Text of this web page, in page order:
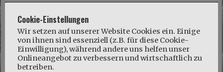
Cookie-Einstellungen
Wir setzen auf unserer Website Cookies ein. Einige
von ihnen sind essenziell (z.B. für diese Cookie-
Einwilligung), während andere uns helfen unser
Onlineangebot zu verbessern und wirtschaftlich zu
betreiben.